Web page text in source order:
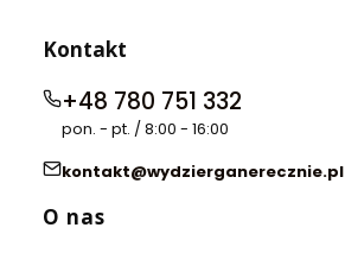
Kontakt
+48 780 751 332
pon. - pt. / 8:00 - 16:00
kontakt@wydzierganerecznie.pl
Linki w stopce
O nas